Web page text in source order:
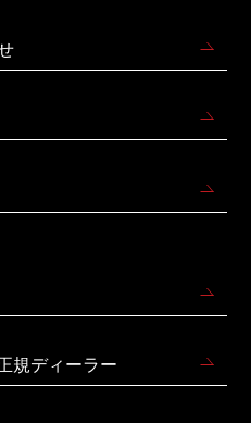
規ディーラー